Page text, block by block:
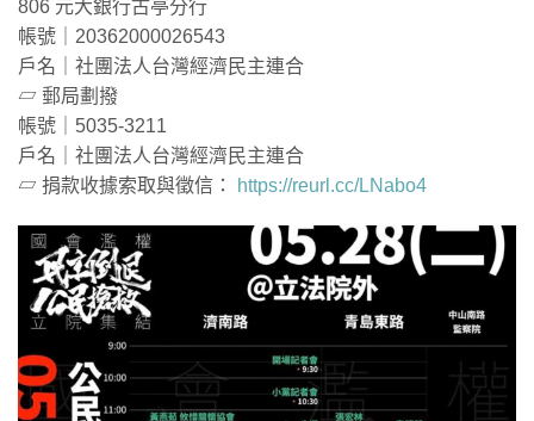
806 元大銀行古亭分行
帳號｜20362000026543
戶名｜社團法人台灣經濟民主連合
▱ 郵局劃撥
帳號｜5035-3211
戶名｜社團法人台灣經濟民主連合
▱ 捐款收據索取與徵信：
https://reurl.cc/LNabo4